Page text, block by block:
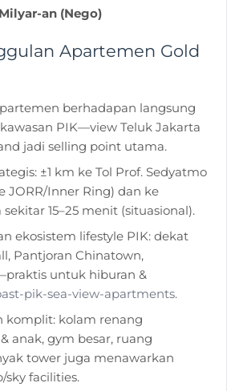
an (Nego)
Apartemen Gold
berhadapan langsung
PIK—view Teluk Jakarta
jadi selling point utama.
±1 km ke Tol Prof. Sedyatmo
JORR/Inner Ring) dan ke
15–25 menit (situasional).
ekosistem lifestyle PIK: dekat
Pantjoran Chinatown,
untuk hiburan &
pik-sea-view-apartments.
komplit: kolam renang
anak, gym besar, ruang
tower juga menawarkan
sky facilities.